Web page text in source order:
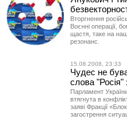
Вторгнення
Воєнні операції,
щастя, таке на
резонанс.
15.08.2008, 23:33
Чудес не
слова "Росія"
Парламент
втягнута в
заяві Фракції
загострення